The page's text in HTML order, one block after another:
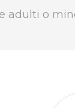
adulti o